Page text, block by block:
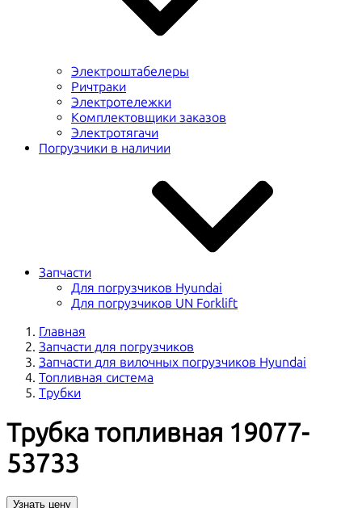
Электроштабелеры
Ричтраки
Электротележки
Комплектовщики заказов
Электротягачи
Погрузчики в наличии
Запчасти
Для погрузчиков Hyundai
Для погрузчиков UN Forklift
Главная
Запчасти для погрузчиков
Запчасти для вилочных погрузчиков Hyundai
Топливная система
Трубки
Трубка топливная 19077-
53733
Узнать цену